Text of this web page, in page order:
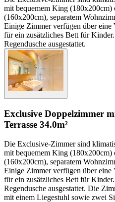
mit bequemem King (180x200cm)
(160x200cm), separatem
Einige Zimmer verfügen über eine
für ein zusätzliches Bett für
Regendusche ausgestattet.
Exclusive Doppelzimmer
Terrasse 34.0m²
Die Exclusive-Zimmer sind
mit bequemem King (180x200cm)
(160x200cm), separatem
Einige Zimmer verfügen über eine
für ein zusätzliches Bett für
Regendusche ausgestattet. Die
mit einem Liegestuhl sowie zwei